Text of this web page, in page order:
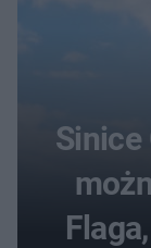
Sinice